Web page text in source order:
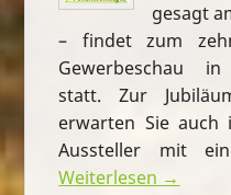
gesagt
– findet zum
Gewerbeschau in
statt. Zur
erwarten Sie auch
Aussteller mit
Weiterlesen →